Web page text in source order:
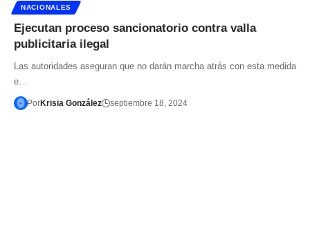
NACIONALES
Ejecutan proceso sancionatorio contra valla
publicitaria ilegal
Las autoridades aseguran que no darán marcha atrás con esta medida
e…
PorKrisia González septiembre 18, 2024